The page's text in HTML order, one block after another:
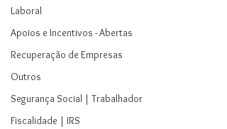
Laboral
Apoios e Incentivos - Abertas
Recuperação de Empresas
Outros
Segurança Social | Trabalhador
Fiscalidade | IRS